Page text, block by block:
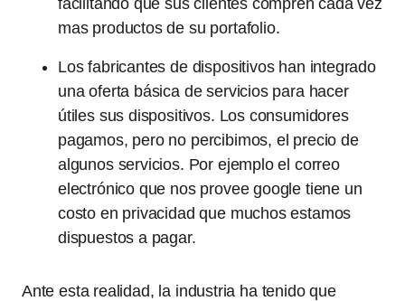
facilitando que sus clientes compren cada vez
mas productos de su portafolio.
Los fabricantes de dispositivos han integrado
una oferta básica de servicios para hacer
útiles sus dispositivos. Los consumidores
pagamos, pero no percibimos, el precio de
algunos servicios. Por ejemplo el correo
electrónico que nos provee google tiene un
costo en privacidad que muchos estamos
dispuestos a pagar.
Ante esta realidad, la industria ha tenido que